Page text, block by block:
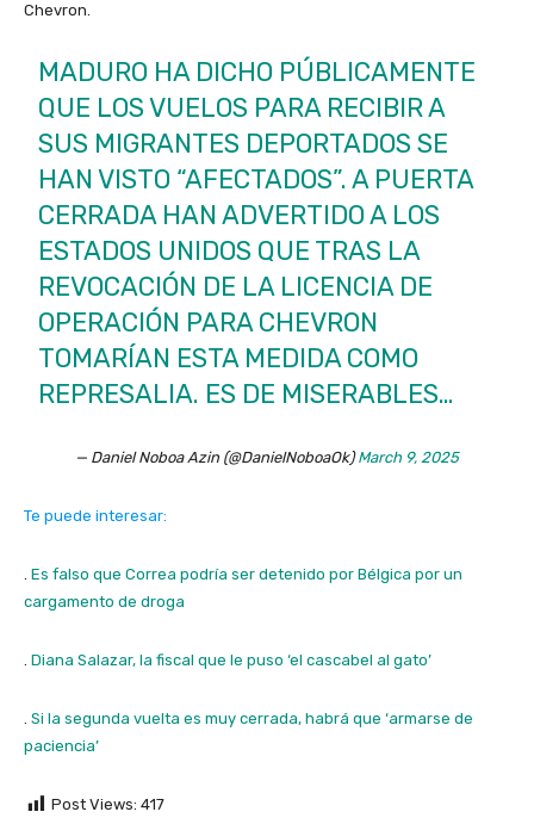
Chevron.
MADURO HA DICHO PÚBLICAMENTE
QUE LOS VUELOS PARA RECIBIR A
SUS MIGRANTES DEPORTADOS SE
HAN VISTO “AFECTADOS”. A PUERTA
CERRADA HAN ADVERTIDO A LOS
ESTADOS UNIDOS QUE TRAS LA
REVOCACIÓN DE LA LICENCIA DE
OPERACIÓN PARA CHEVRON
TOMARÍAN ESTA MEDIDA COMO
REPRESALIA. ES DE MISERABLES…
— Daniel Noboa Azin (@DanielNoboaOk)March 9, 2025
Te puede interesar:
. Es falso que Correa podría ser detenido por Bélgica por un
cargamento de droga
. Diana Salazar, la fiscal que le puso ‘el cascabel al gato’
. Si la segunda vuelta es muy cerrada, habrá que ‘armarse de
paciencia’
Post Views: 417